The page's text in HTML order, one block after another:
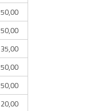
50,00
50,00
35,00
50,00
50,00
20,00